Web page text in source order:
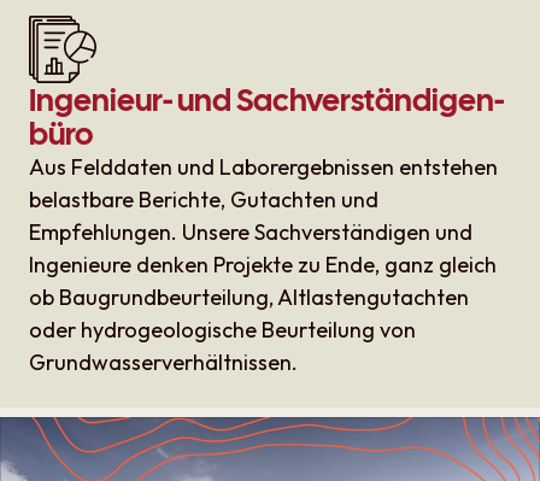
Ingenieur- und Sach­verständigen­
büro
Aus Felddaten und Laborergebnissen entstehen
belastbare Berichte, Gutachten und
Empfehlungen. Unsere Sachverständigen und
Ingenieure denken Projekte zu Ende, ganz gleich
ob Baugrundbeurteilung, Altlastengutachten
oder hydrogeologische Beurteilung von
Grundwasserverhältnissen.